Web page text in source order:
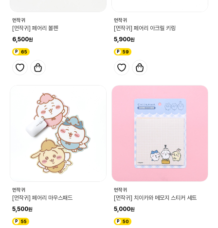
먼작귀
[먼작귀] 페어리 볼펜
6,500
65
먼작귀
[먼작귀] 페어리 아크릴 키링
5,900
59
먼작귀
[먼작귀] 페어리 마우스패드
5,500
55
먼작귀
[먼작귀] 치이카와 메모지 스티커 세트
5,000
50